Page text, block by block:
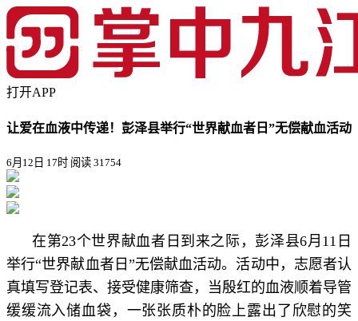
打开APP
让爱在血液中传递！彭泽县举行“世界献血者日”无偿献血活动
6月12日 17时 阅读 31754
在第23个世界献血者日到来之际，彭泽县6月11日
举行“世界献血者日”无偿献血活动。活动中，志愿者认
真填写登记表、接受健康筛查，当殷红的血液顺着导管
缓缓流入储血袋，一张张质朴的脸上露出了欣慰的笑